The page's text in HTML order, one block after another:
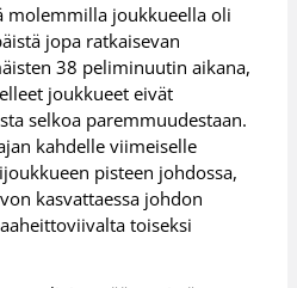
molemmilla joukkueella oli
jopa ratkaisevan
38 peliminuutin aikana,
joukkueet eivät
selkoa paremmuudestaan.
kahdelle viimeiselle
pisteen johdossa,
kasvattaessa johdon
toiseksi